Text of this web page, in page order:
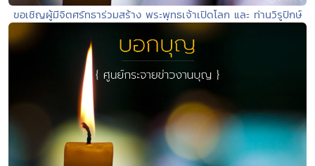
ขอเชิญผู้มีจิตศรัทธาร่วมสร้าง พระพุทธเจ้าเปิดโลก และ ท่านวิรูปักษ์